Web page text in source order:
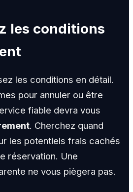
les conditions
les conditions en détail.
pour annuler ou être
fiable devra vous
. Cherchez quand
les potentiels frais cachés
réservation. Une
ne vous piègera pas.